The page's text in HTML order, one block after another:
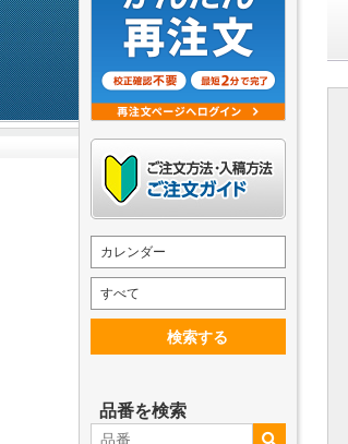
カレンダー
すべて
検索する
品番を検索